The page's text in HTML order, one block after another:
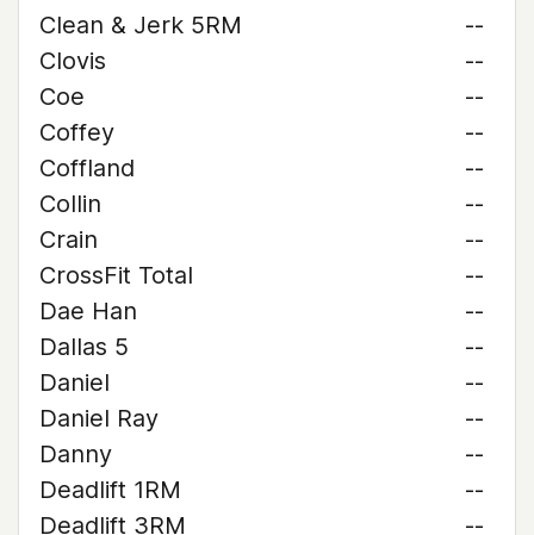
Clean & Jerk 5RM
--
Clovis
--
Coe
--
Coffey
--
Coffland
--
Collin
--
Crain
--
CrossFit Total
--
Dae Han
--
Dallas 5
--
Daniel
--
Daniel Ray
--
Danny
--
Deadlift 1RM
--
Deadlift 3RM
--